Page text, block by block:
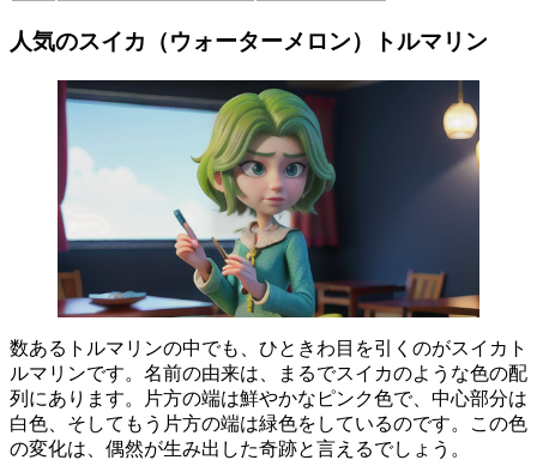
人気のスイカ（ウォーターメロン）トルマリン
数あるトルマリンの中でも、ひときわ目を引くのがスイカト
ルマリンです。名前の由来は、
まるでスイカのような色の配
列 にあります。片方の端は鮮やかなピンク色で、中心部分は
白色 、そしてもう片方の端は緑色をしているのです。この色
の変化は、偶然が生み出した奇跡と言えるでしょう。